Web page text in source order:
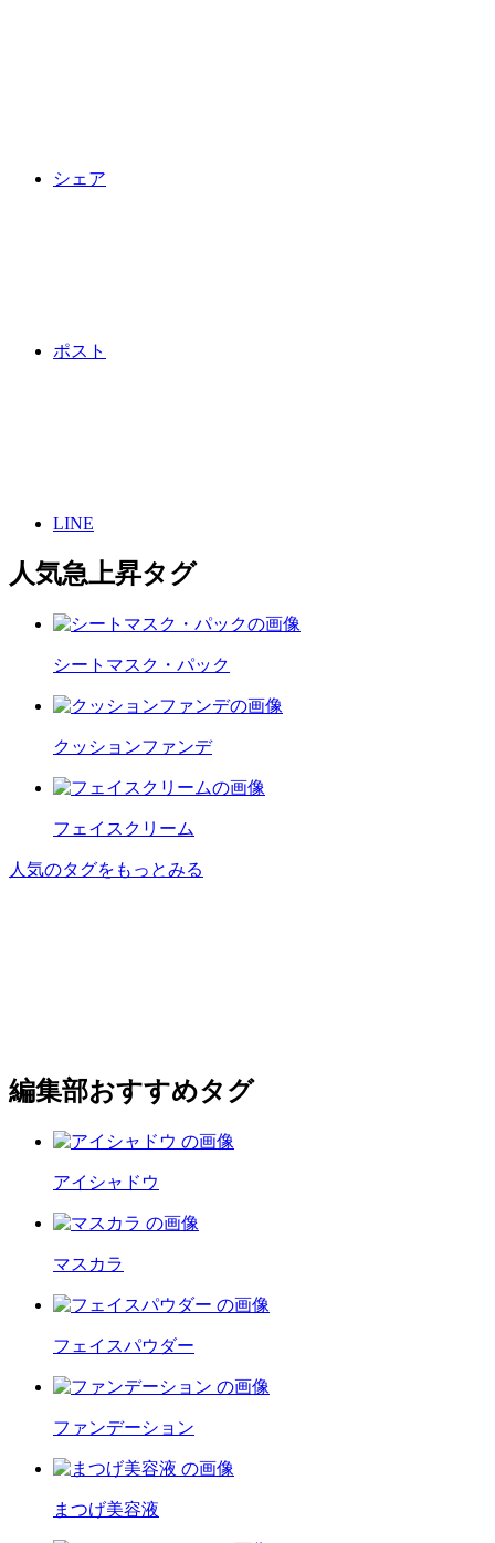
シェア
ポスト
LINE
人気急上昇タグ
シートマスク・パック
クッションファンデ
フェイスクリーム
人気のタグをもっとみる
編集部おすすめタグ
アイシャドウ
マスカラ
フェイスパウダー
ファンデーション
まつげ美容液